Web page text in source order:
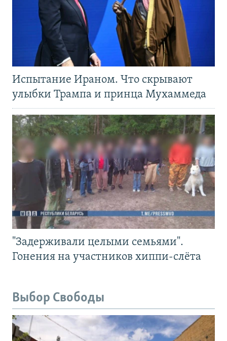
Испытание Ираном. Что скрывают
улыбки Трампа и принца Мухаммеда
"Задерживали целыми семьями".
Гонения на участников хиппи-слёта
Выбор Свободы